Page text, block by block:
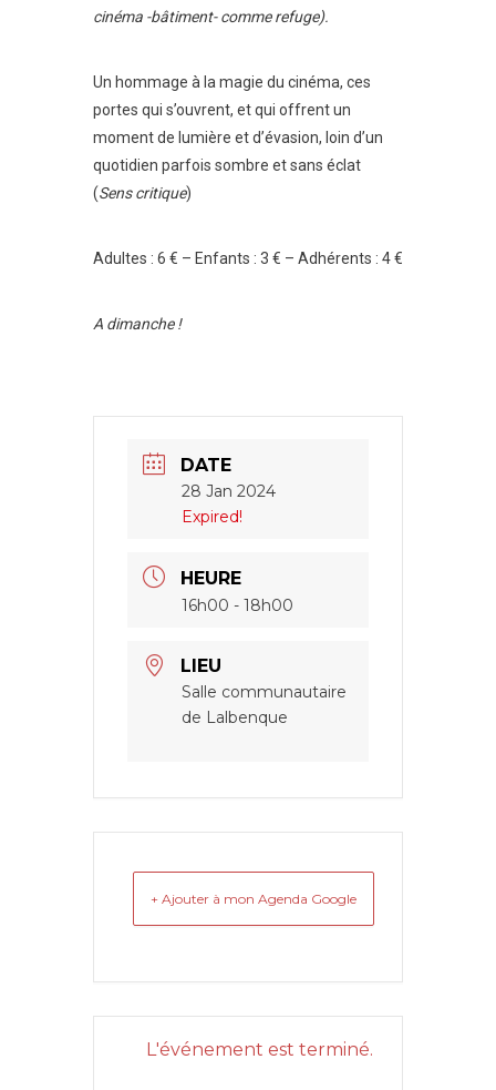
cinéma -bâtiment- comme refuge).
Un hommage à la magie du cinéma, ces
portes qui s’ouvrent, et qui offrent un
moment de lumière et d’évasion, loin d’un
quotidien parfois sombre et sans éclat
(Sens critique)
Adultes : 6 € – Enfants : 3 € – Adhérents : 4 €
A dimanche !
DATE
28 Jan 2024
Expired!
HEURE
16h00 - 18h00
LIEU
Salle communautaire
de Lalbenque
+ Ajouter à mon Agenda Google
L'événement est terminé.